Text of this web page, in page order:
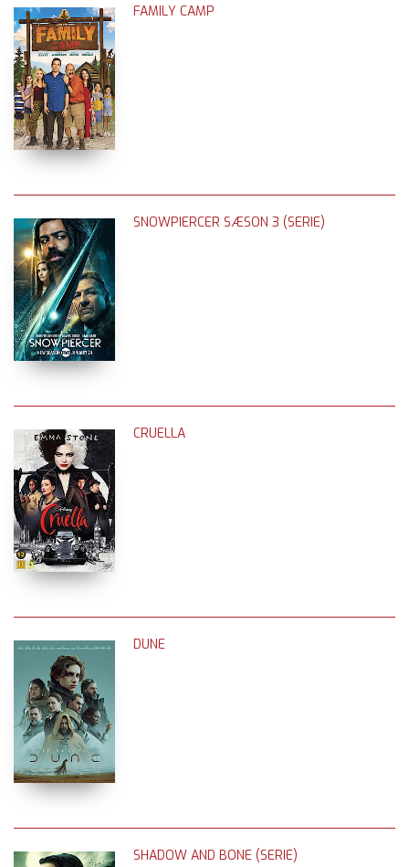
FAMILY CAMP
SNOWPIERCER SÆSON 3 (SERIE)
CRUELLA
DUNE
SHADOW AND BONE (SERIE)